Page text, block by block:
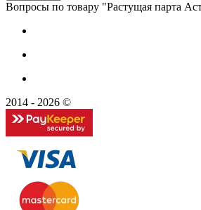
Вопросы по товару "Растущая парта
2014 - 2026 ©